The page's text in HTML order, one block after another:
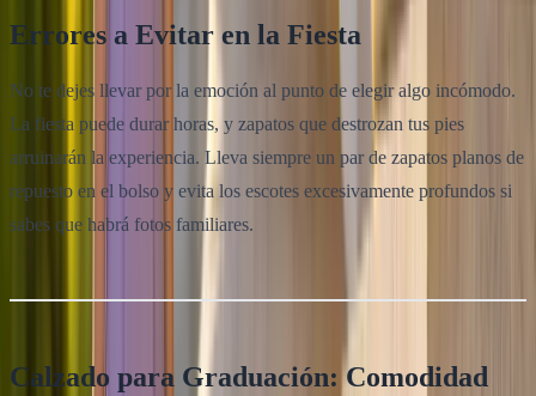
Errores a Evitar en la Fiesta
No te dejes llevar por la emoción al punto de elegir algo incómodo.
La fiesta puede durar horas, y zapatos que destrozan tus pies
arruinarán la experiencia. Lleva siempre un par de zapatos planos de
repuesto en el bolso y evita los escotes excesivamente profundos si
sabes que habrá fotos familiares.
Calzado para Graduación: Comodidad